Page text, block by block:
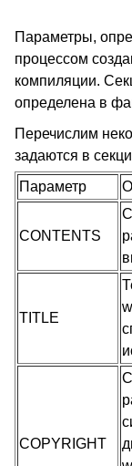
Параметры,
процессом
компиляции.
определена в
Перечислим
задаются в
Параметр
CONTENTS
TITLE
COPYRIGHT